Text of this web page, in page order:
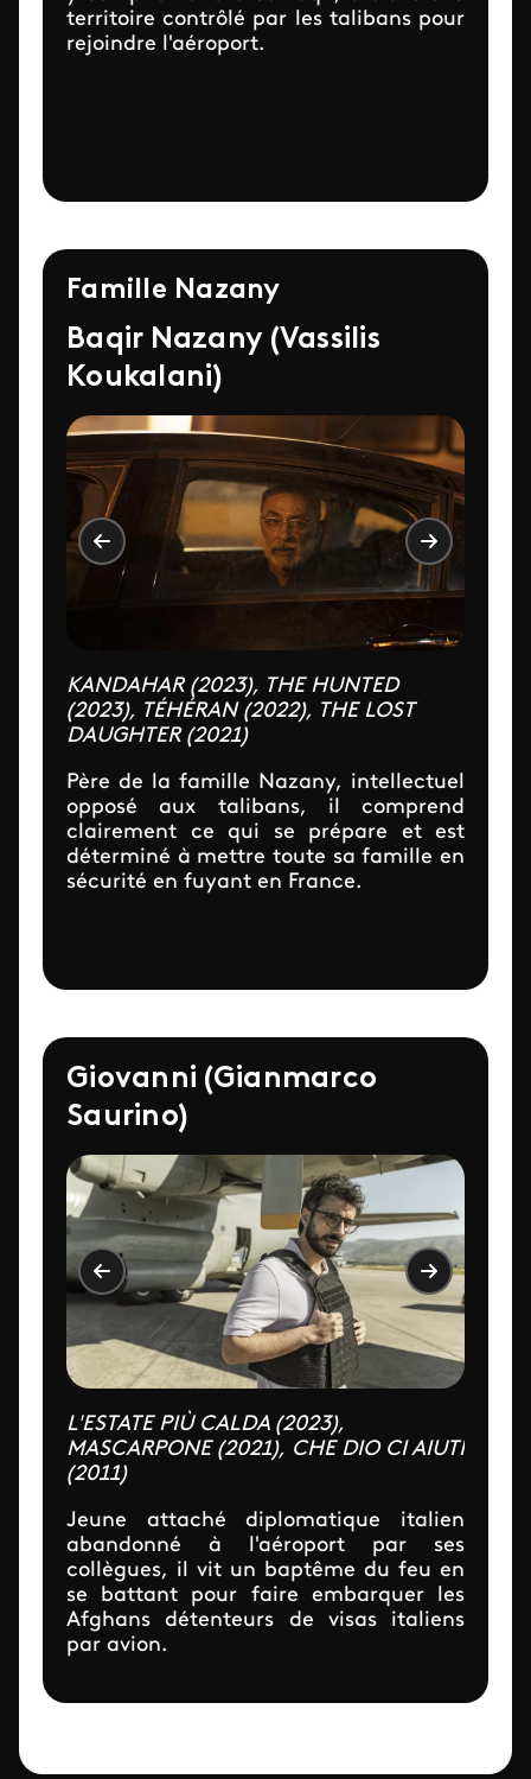
territoire contrôlé par les talibans pour
rejoindre l'aéroport.
Famille Nazany
Baqir Nazany (Vassilis
Koukalani)
KANDAHAR (2023), THE HUNTED
(2023), TÉHÉRAN (2022), THE LOST
DAUGHTER (2021)
Père de la famille Nazany, intellectuel
opposé aux talibans, il comprend
clairement ce qui se prépare et est
déterminé à mettre toute sa famille en
sécurité en fuyant en France.
Giovanni (Gianmarco
Saurino)
L'ESTATE PIÙ CALDA (2023),
MASCARPONE (2021), CHE DIO CI AIUTI
(2011)
Jeune attaché diplomatique italien
abandonné à l'aéroport par ses
collègues, il vit un baptême du feu en
se battant pour faire embarquer les
Afghans détenteurs de visas italiens
par avion.